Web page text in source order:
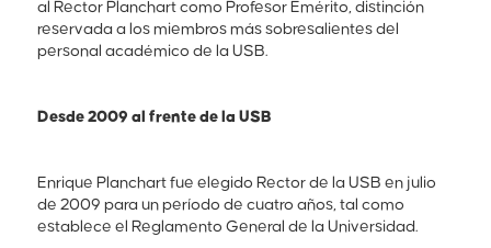
al Rector Planchart como Profesor Emérito, distinción
reservada a los miembros más sobresalientes del
personal académico de la USB.
Desde 2009 al frente de la USB
Enrique Planchart fue elegido Rector de la USB en julio
de 2009 para un período de cuatro años, tal como
establece el Reglamento General de la Universidad.